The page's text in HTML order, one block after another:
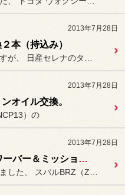
2013年7月28日
本（持込み）
2013年7月28日
オイル交換。
）の
2013年7月28日
BRZ フロントタワーバー＆ミッションサポートバー装着。